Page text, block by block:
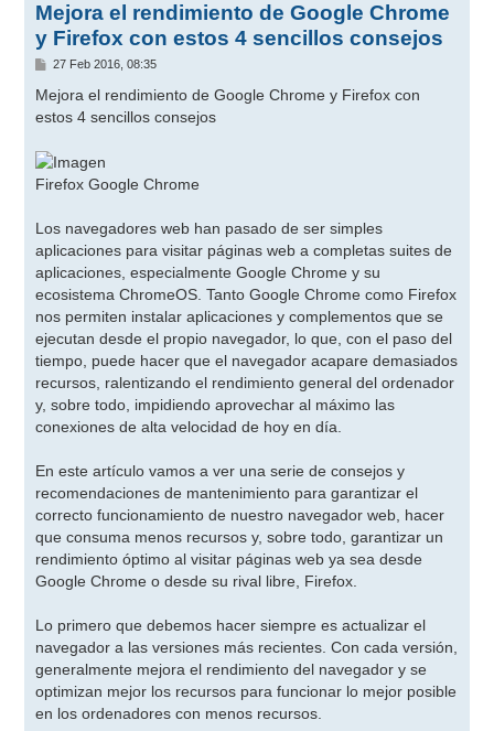
Mejora el rendimiento de Google Chrome
y Firefox con estos 4 sencillos consejos
M
n
a
e
27 Feb 2016, 08:35
Mejora el rendimiento de Google Chrome y Firefox con
estos 4 sencillos consejos
Firefox Google Chrome
Los navegadores web han pasado de ser simples
aplicaciones para visitar páginas web a completas suites de
aplicaciones, especialmente Google Chrome y su
ecosistema ChromeOS. Tanto Google Chrome como Firefox
nos permiten instalar aplicaciones y complementos que se
ejecutan desde el propio navegador, lo que, con el paso del
tiempo, puede hacer que el navegador acapare demasiados
recursos, ralentizando el rendimiento general del ordenador
y, sobre todo, impidiendo aprovechar al máximo las
conexiones de alta velocidad de hoy en día.
En este artículo vamos a ver una serie de consejos y
recomendaciones de mantenimiento para garantizar el
correcto funcionamiento de nuestro navegador web, hacer
que consuma menos recursos y, sobre todo, garantizar un
rendimiento óptimo al visitar páginas web ya sea desde
Google Chrome o desde su rival libre, Firefox.
Lo primero que debemos hacer siempre es actualizar el
navegador a las versiones más recientes. Con cada versión,
generalmente mejora el rendimiento del navegador y se
optimizan mejor los recursos para funcionar lo mejor posible
en los ordenadores con menos recursos.